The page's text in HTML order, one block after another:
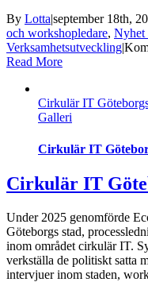
By Lotta|september 18th,
och workshopledare, Nyhet
Verksamhetsutveckling|
Read More
Cirkulär IT
Galleri
Cirkulär IT
Cirkulär IT
Under 2025 genomförde
Göteborgs stad,
inom området cirkulär IT.
verkställa de politiskt satta
intervjuer inom staden,